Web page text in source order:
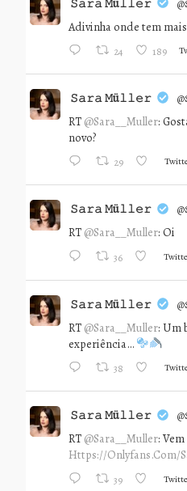
Adivinha onde tem
24 189
𝚂𝚊𝚛𝚊 𝙼ü𝚕𝚕𝚎𝚛
RT @Sara__Muller:
novo?
29
𝚂𝚊𝚛𝚊 𝙼ü𝚕𝚕𝚎𝚛
RT @Sara__Muller: Oi
36
𝚂𝚊𝚛𝚊 𝙼ü𝚕𝚕𝚎𝚛
RT @Sara__Muller: Um
experiência…
38
𝚂𝚊𝚛𝚊 𝙼ü𝚕𝚕𝚎𝚛
RT @Sara__Muller:
Https://onlyfans.com/
39